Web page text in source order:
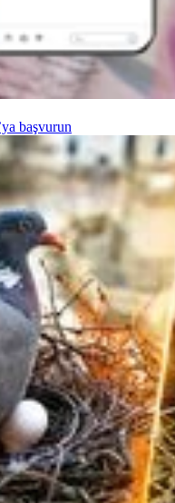
başvurun